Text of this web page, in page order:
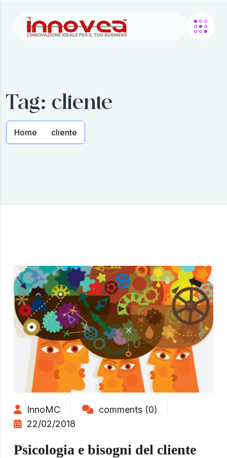
Tag: cliente
Home cliente
InnoMC
comments (0)
22/02/2018
Psicologia e bisogni del cliente